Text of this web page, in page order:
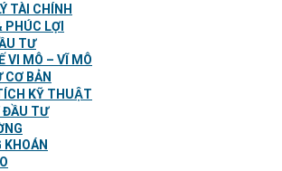
TÀI CHÍNH
PHÚC LỢI
TƯ
VI MÔ – VĨ MÔ
BẢN
KỸ THUẬT
ĐẦU TƯ
KHOÁN